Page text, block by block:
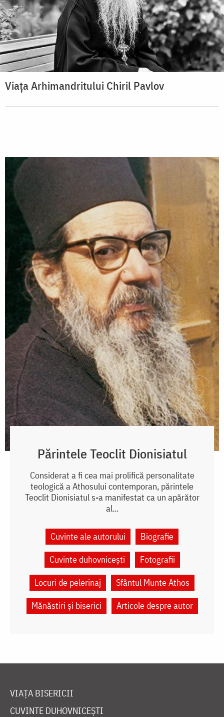
Viața Arhimandritului Chiril Pavlov
Părintele Teoclit Dionisiatul
Considerat a fi cea mai prolifică personalitate
teologică a Athosului contemporan, părintele
Teoclit Dionisiatul s-a manifestat ca un apărător
al...
Cuvinte ale autorului
Biografie
Cuvinte duhovnicești
Fotografii
Locuri de pelerinaj
Sfântul Munte Athos
Mănăstiri și biserici
Articole despre autor
VIAȚA BISERICII
CUVINTE DUHOVNICEȘTI